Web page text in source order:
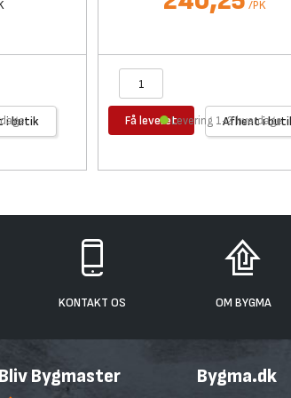
i butik
/PK
Få leveret Afhent i
Levering 1-2 hverdage
KONTAKT OS OM BYGMA
Bliv Bygmaster Bygma.dk